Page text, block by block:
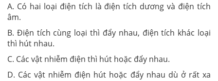
A. Có hai loại điện tích là điện tích dương và điện tích
âm.
B. Điện tích cùng loại thì đẩy nhau, điện tích khác loại
thì hút nhau.
C. Các vật nhiễm điện thì hút hoặc đẩy nhau.
D. Các vật nhiễm điện hút hoặc đẩy nhau dù ở rất xa